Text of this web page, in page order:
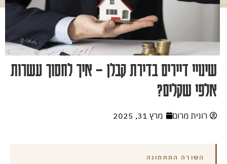
שינויי דיירים בדירת קבלן – איך לחסוך עשרות
אלפי שקלים?
רונית מרום מרץ 31, 2025
השורה התחתונה